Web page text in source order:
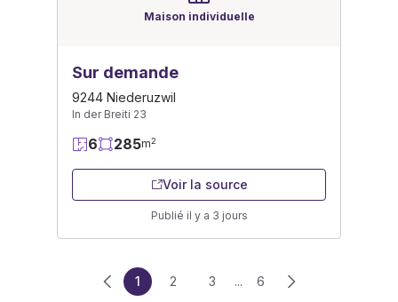
Maison individuelle
Sur demande
9244 Niederuzwil
In der Breiti 23
6 285m2
Voir la source
Publié il y a 3 jours
1 2 3 ... 6